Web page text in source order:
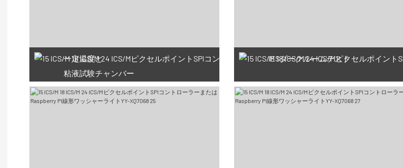
一定温度と
粘液試験チャンバー
IESダークルームテスト